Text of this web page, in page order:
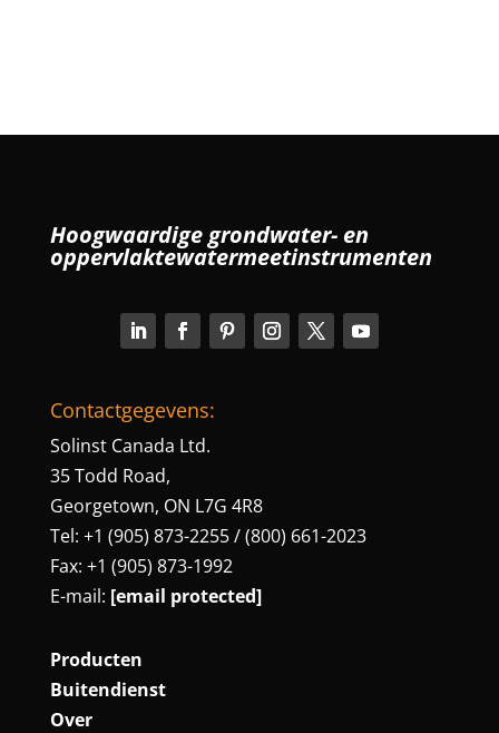
Hoogwaardige grondwater- en
oppervlaktewatermeetinstrumenten
Contactgegevens:
Solinst Canada Ltd.
35 Todd Road,
Georgetown, ON L7G 4R8
Tel: +1 (905) 873-2255 / (800) 661-2023
Fax: +1 (905) 873-1992
E-mail: [email protected]
Producten
Buitendienst
Over